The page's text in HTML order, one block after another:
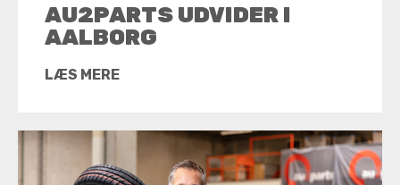
AU2PARTS UDVIDER I
AALBORG
LÆS MERE